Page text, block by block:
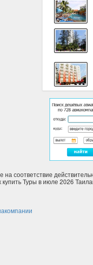
соответствие
Туры в июле 2026